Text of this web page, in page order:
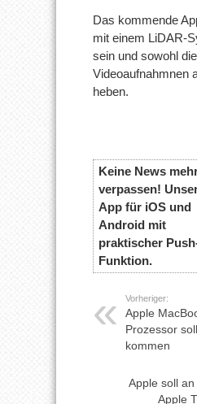
Das kommende
mit einem LiDAR-
sein und sowohl
Videoaufnahmnen
heben.
Keine News
verpassen!
App für iOS und
Android mit
praktischer
Funktion.
Vorheriger:
Apple
Prozessor
kommen
Apple soll an
Apple